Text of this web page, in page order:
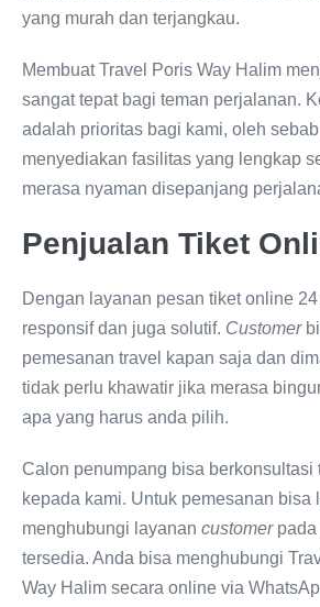
yang murah dan terjangkau.
Membuat Travel Poris Way Halim
sangat tepat bagi teman perjalanan.
adalah prioritas bagi kami, oleh
menyediakan fasilitas yang lengkap
merasa nyaman disepanjang
Penjualan Tiket
Dengan layanan pesan tiket online
responsif dan juga solutif. Customer
pemesanan travel kapan saja dan
tidak perlu khawatir jika merasa
apa yang harus anda pilih.
Calon penumpang bisa berkonsultasi
kepada kami. Untuk pemesanan bisa
menghubungi layanan customerpada
tersedia. Anda bisa menghubungi
Way Halim secara online via